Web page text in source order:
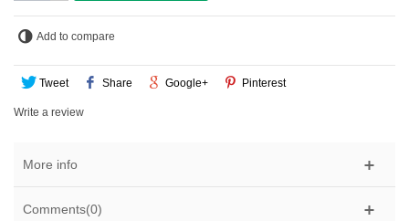
Add to compare
Tweet Share Google+ Pinterest
Write a review
More info
Comments(0)